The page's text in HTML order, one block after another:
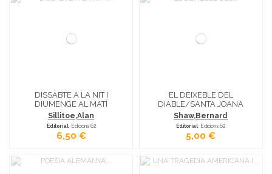
DISSABTE A LA NIT I
DIUMENGE AL MATÍ
Sillitoe,Alan
Editorial: Edicions 62
6,50 €
EL DEIXEBLE DEL
DIABLE/SANTA JOANA
Shaw,Bernard
Editorial: Edicions 62
5,00 €